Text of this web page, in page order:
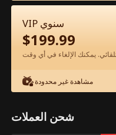
الريفي الفيلم
كامل
1-50 51-88
60 61
VIP سنوي
$199.99
مشاهدة غير محدودة
شحن العملات